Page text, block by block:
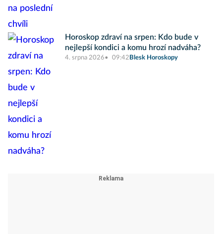
Horoskop zdraví na srpen: Kdo bude v
nejlepší kondici a komu hrozí nadváha?
4. srpna 2026 09:42 Blesk Horoskopy